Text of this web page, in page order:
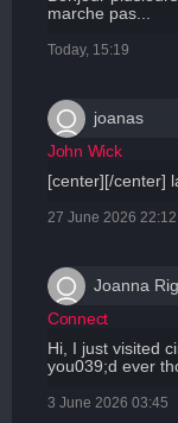
marche pas...
Today, 15:19
joanas
John Wick
[center][/center]
27 June 2026 22:12
Joanna
Connect
Hi, I just visited cineplateforme.cc and wondered if
you039;d ever
3 June 2026 03:45